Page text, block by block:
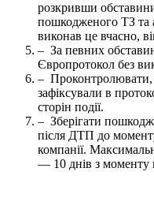
розкривши
пошкодженого ТЗ та
виконав це вчасно,
– За певних
Європротокол без
– Проконтролювати,
зафіксували в
сторін події.
– Зберігати
після ДТП до
компанії.
— 10 днів з